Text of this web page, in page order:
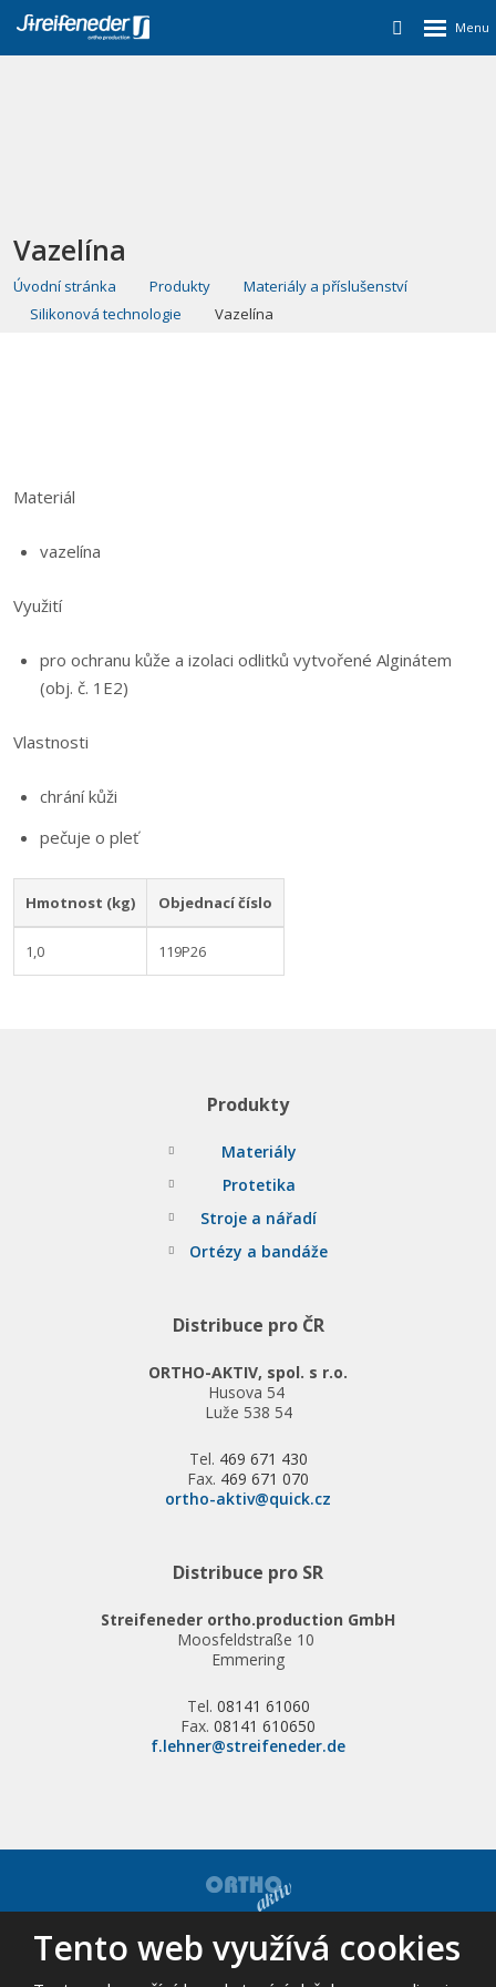
Vazelína
Úvodní stránka Produkty
Materiály a příslušenství
Silikonová technologie
Vazelína
Materiál
vazelína
Využití
pro ochranu kůže a izolaci odlitků vytvořené Alginátem
(obj. č. 1E2)
Vlastnosti
chrání kůži
pečuje o pleť
Hmotnost (kg) Objednací číslo
1,0 119P26
Produkty
Materiály
Protetika
Stroje a nářadí
Ortézy a bandáže
Distribuce pro ČR
ORTHO-AKTIV, spol. s r.o.
Husova 54
Luže 538 54
Tel. 469 671 430
Fax. 469 671 070
ortho-aktiv@quick.cz
Distribuce pro SR
Streifeneder ortho.production GmbH
Moosfeldstraße 10
Emmering
Tel. 08141 61060
Fax. 08141 610650
f.lehner@streifeneder.de
© 2026, ORTHO-AKTIV, spol. s r.o. - všechna práva vyhrazena
Mapa stránek | Podmínky použití
Tento web využívá cookies